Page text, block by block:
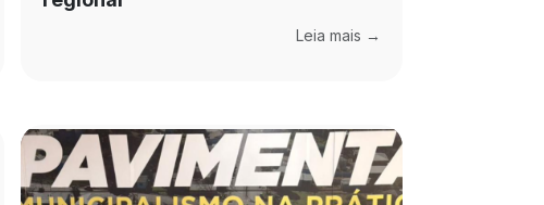
Leia mais →